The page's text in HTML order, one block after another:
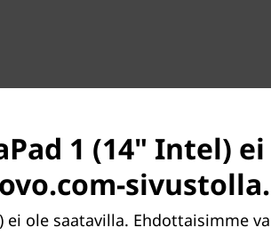
®-
1 (14" Intel)
sivustolla.
ei ole saatavilla. Ehdottaisimme